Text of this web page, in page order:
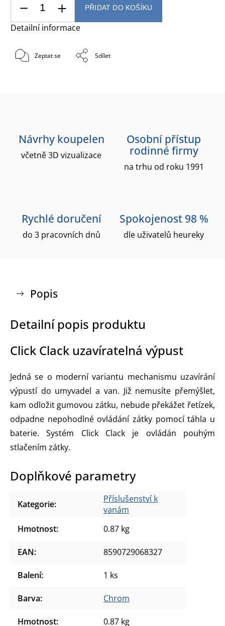
PŘIDAT DO KOŠÍKU
Detailní informace
Zeptat se Sdílet
Návrhy koupelen
včetně 3D vizualizace
Osobní přístup
rodinné firmy
na trhu od roku 1991
Rychlé doručení
do 3 pracovních dnů
Spokojenost 98 %
dle uživatelů heureky
Popis
Detailní popis produktu
Click Clack uzavíratelná výpust
Jedná se o moderní variantu mechanismu uzavírání
výpustí do umyvadel a van. Již nemusíte přemýšlet,
kam odložit gumovou zátku, nebude překážet řetízek,
odpadne nepohodlné ovládání zátky pomocí táhla u
baterie. Systém Click Clack je ovládán pouhým
stlačením zátky.
Doplňkové parametry
Kategorie:
Příslušenství k
vanám
Hmotnost: 0.87 kg
EAN: 8590729068327
Balení: 1 ks
Barva: Chrom
Hmotnost: 0.87 kg